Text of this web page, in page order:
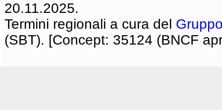
20.11.2025.
Termini regionali a cura del
(SBT). [Concept: 35124 (BNCF